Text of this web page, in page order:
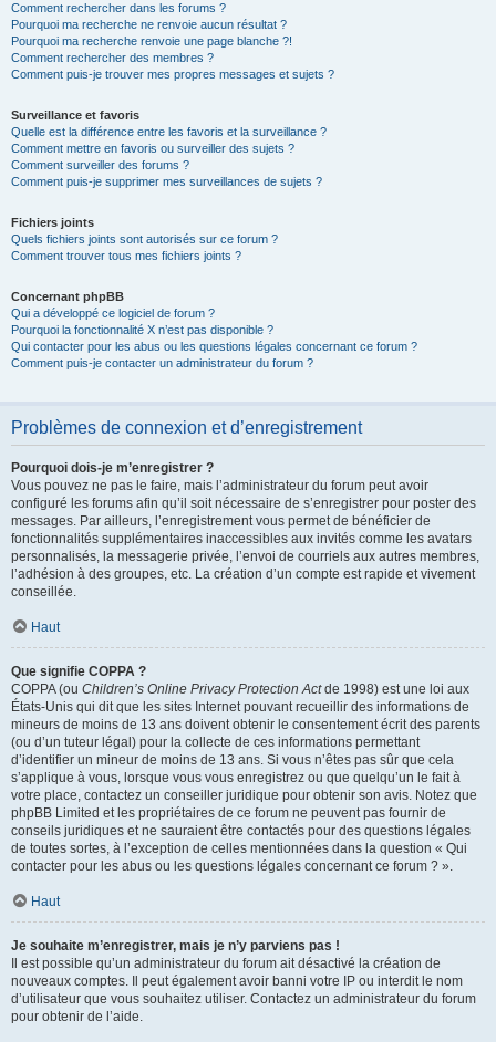
Comment rechercher dans les forums ?
Pourquoi ma recherche ne renvoie aucun résultat ?
Pourquoi ma recherche renvoie une page blanche ?!
Comment rechercher des membres ?
Comment puis-je trouver mes propres messages et sujets ?
Surveillance et favoris
Quelle est la différence entre les favoris et la surveillance ?
Comment mettre en favoris ou surveiller des sujets ?
Comment surveiller des forums ?
Comment puis-je supprimer mes surveillances de sujets ?
Fichiers joints
Quels fichiers joints sont autorisés sur ce forum ?
Comment trouver tous mes fichiers joints ?
Concernant phpBB
Qui a développé ce logiciel de forum ?
Pourquoi la fonctionnalité X n’est pas disponible ?
Qui contacter pour les abus ou les questions légales concernant ce forum ?
Comment puis-je contacter un administrateur du forum ?
Problèmes de connexion et d’enregistrement
Pourquoi dois-je m’enregistrer ?
Vous pouvez ne pas le faire, mais l’administrateur du forum peut avoir
configuré les forums afin qu’il soit nécessaire de s’enregistrer pour poster des
messages. Par ailleurs, l’enregistrement vous permet de bénéficier de
fonctionnalités supplémentaires inaccessibles aux invités comme les avatars
personnalisés, la messagerie privée, l’envoi de courriels aux autres membres,
l’adhésion à des groupes, etc. La création d’un compte est rapide et vivement
conseillée.
Haut
Que signifie COPPA ?
COPPA (ou Children’s Online Privacy Protection Actde 1998) est une loi aux
États-Unis qui dit que les sites Internet pouvant recueillir des informations de
mineurs de moins de 13 ans doivent obtenir le consentement écrit des parents
(ou d’un tuteur légal) pour la collecte de ces informations permettant
d’identifier un mineur de moins de 13 ans. Si vous n’êtes pas sûr que cela
s’applique à vous, lorsque vous vous enregistrez ou que quelqu’un le fait à
votre place, contactez un conseiller juridique pour obtenir son avis. Notez que
phpBB Limited et les propriétaires de ce forum ne peuvent pas fournir de
conseils juridiques et ne sauraient être contactés pour des questions légales
de toutes sortes, à l’exception de celles mentionnées dans la question « Qui
contacter pour les abus ou les questions légales concernant ce forum ? ».
Haut
Je souhaite m’enregistrer, mais je n’y parviens pas !
Il est possible qu’un administrateur du forum ait désactivé la création de
nouveaux comptes. Il peut également avoir banni votre IP ou interdit le nom
d’utilisateur que vous souhaitez utiliser. Contactez un administrateur du forum
pour obtenir de l’aide.